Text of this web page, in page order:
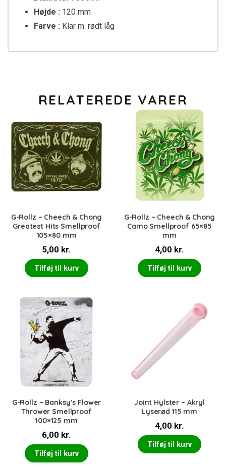
Højde : 120 mm
Farve : Klar m. rødt låg
RELATEREDE VARER
G-Rollz – Cheech & Chong
Greatest Hits Smellproof
105×80 mm
5,00 kr.
Tilføj til kurv
G-Rollz – Cheech & Chong
Camo Smellproof 65×85
mm
4,00 kr.
Tilføj til kurv
G-Rollz – Banksy’s Flower
Thrower Smellproof
100×125 mm
6,00 kr.
Tilføj til kurv
Joint Hylster – Akryl
Lyserød 115 mm
4,00 kr.
Tilføj til kurv